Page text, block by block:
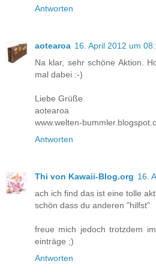
Antworten
aotearoa 16. April 2012 um
Na klar, sehr schöne Aktion.
mal dabei :-)
Liebe Grüße
aotearoa
www.welten-
Antworten
Thi von Kawaii-Blog.org 16.
ach ich find das ist eine tolle
schön dass du anderen "hilfst"
freue mich jedoch trotzdem
einträge ;)
Antworten